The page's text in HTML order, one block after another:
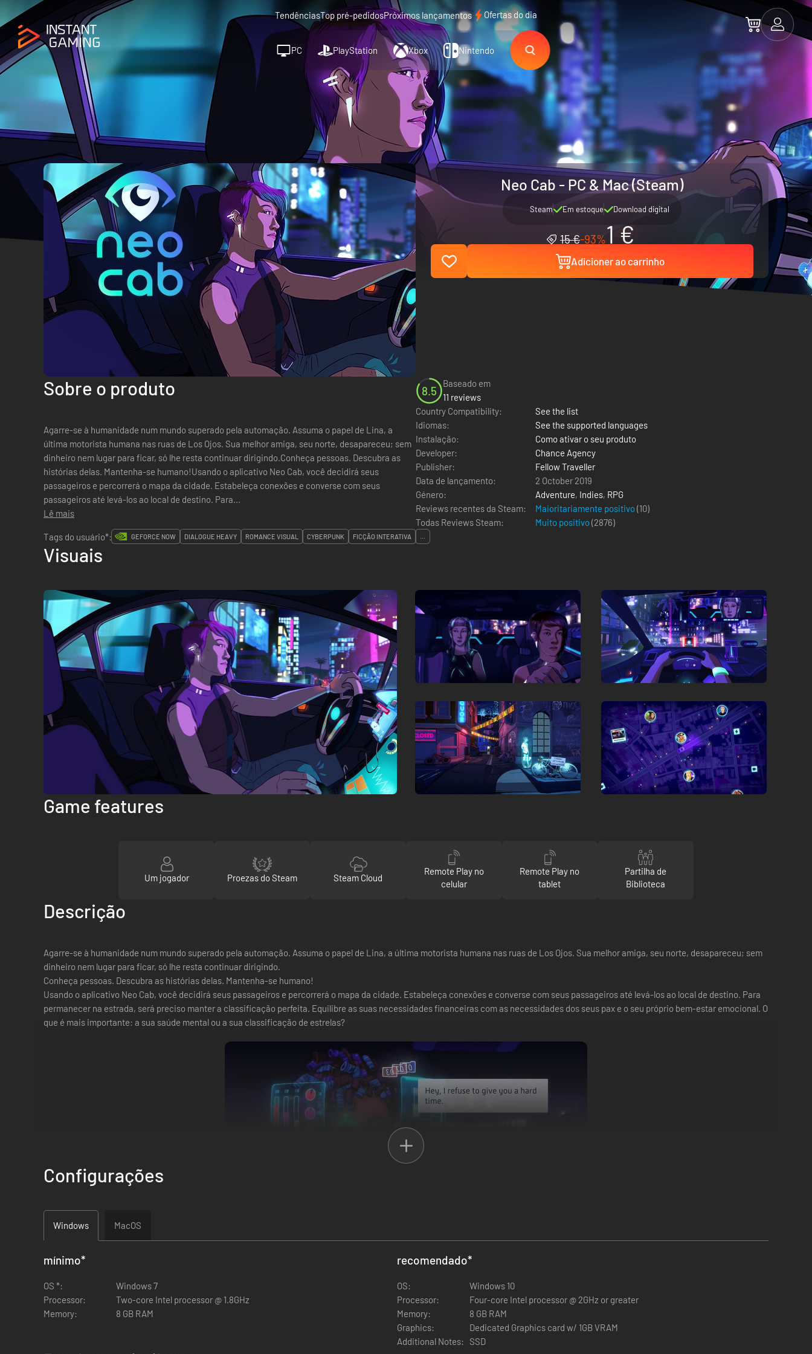
TendênciasTop pré-pedidosPróximos lançamentos Ofertas do dia
PC PlayStation Xbox Nintendo
Neo Cab - PC & Mac (Steam)
Steam Em estoque Download digital
15 €-93%1 €
Adicioner ao carrinho
Sobre o produto
Agarre-se à humanidade num mundo superado pela automação. Assuma o papel de Lina, a
última motorista humana nas ruas de Los Ojos. Sua melhor amiga, seu norte, desapareceu; sem
dinheiro nem lugar para ficar, só lhe resta continuar dirigindo.Conheça pessoas. Descubra as
histórias delas. Mantenha-se humano!Usando o aplicativo Neo Cab, você decidirá seus
passageiros e percorrerá o mapa da cidade. Estabeleça conexões e converse com seus
passageiros até levá-los ao local de destino. Para...
Lê mais
8.5
Baseado em
11 reviews
Country Compatibility:
See the list
Idiomas:
See the supported languages
Instalação:
Como ativar o seu produto
Developer:
Chance Agency
Publisher:
Fellow Traveller
Data de lançamento:
2 October 2019
Género:
Adventure, Indies, RPG
Reviews recentes da Steam:
Maioritariamente positivo(10)
Todas Reviews Steam:
Muito positivo(2876)
Tags do usuário*:
GEFORCE NOW DIALOGUE HEAVY ROMANCE VISUAL CYBERPUNK FICÇÃO INTERATIVA ...
Visuais
Game features
Um jogador Proezas do Steam Steam Cloud
Remote Play no
celular
Remote Play no
tablet
Partilha de
Biblioteca
Descrição
Agarre-se à humanidade num mundo superado pela automação. Assuma o papel de Lina, a última motorista humana nas ruas de Los Ojos. Sua melhor amiga, seu norte, desapareceu; sem
dinheiro nem lugar para ficar, só lhe resta continuar dirigindo.
Conheça pessoas. Descubra as histórias delas. Mantenha-se humano!
Usando o aplicativo Neo Cab, você decidirá seus passageiros e percorrerá o mapa da cidade. Estabeleça conexões e converse com seus passageiros até levá-los ao local de destino. Para
permanecer na estrada, será preciso manter a classificação perfeita. Equilibre as suas necessidades financeiras com as necessidades dos seus pax e o seu próprio bem-estar emocional. O
que é mais importante: a sua saúde mental ou a sua classificação de estrelas?
Estabeleça conexões com os seus pax
Encontre formas de se conectar com os passageiros. Cada um tem sua própria história para contar.
Configurações
Windows MacOS
mínimo*
OS *:
Windows 7
Processor:
Two-core Intel processor @ 1.8GHz
Memory:
8 GB RAM
recomendado*
OS:
Windows 10
Processor:
Four-core Intel processor @ 2GHz or greater
Memory:
8 GB RAM
Graphics:
Dedicated Graphics card w/ 1GB VRAM
Additional Notes:
SSD